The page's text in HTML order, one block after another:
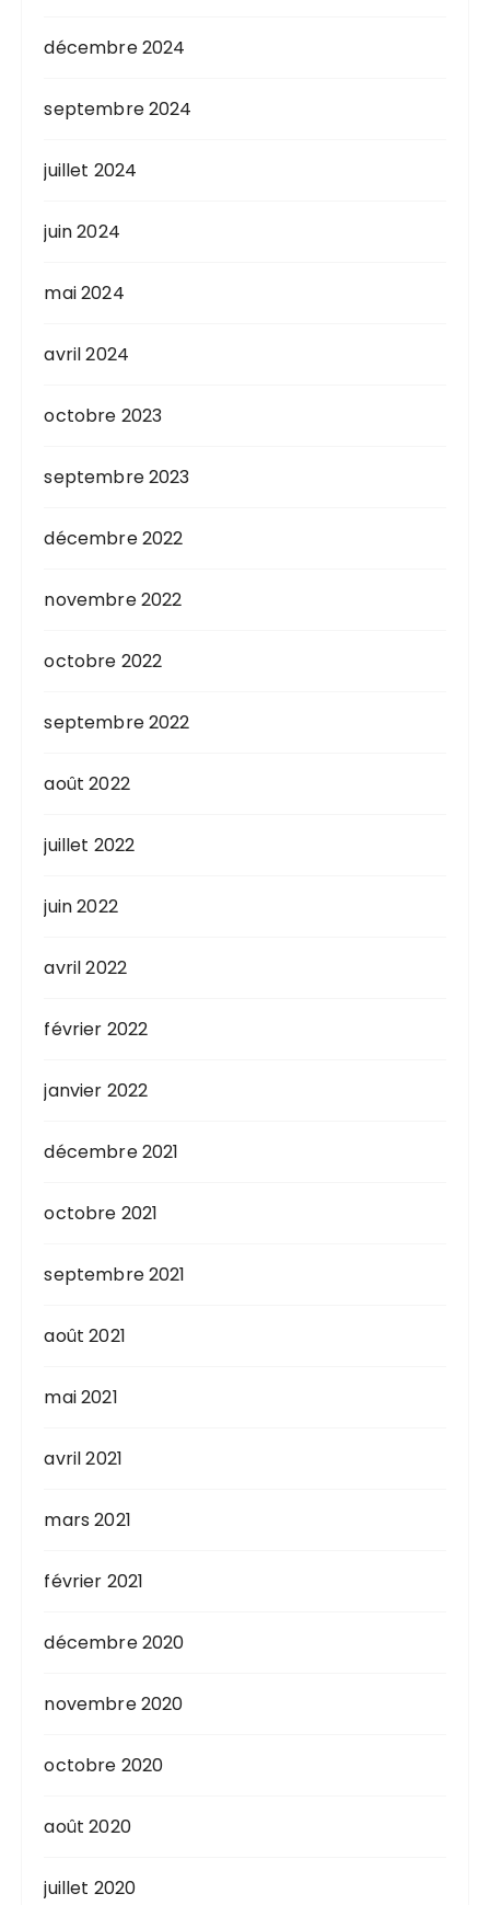
décembre 2024
septembre 2024
juillet 2024
juin 2024
mai 2024
avril 2024
octobre 2023
septembre 2023
décembre 2022
novembre 2022
octobre 2022
septembre 2022
août 2022
juillet 2022
juin 2022
avril 2022
février 2022
janvier 2022
décembre 2021
octobre 2021
septembre 2021
août 2021
mai 2021
avril 2021
mars 2021
février 2021
décembre 2020
novembre 2020
octobre 2020
août 2020
juillet 2020